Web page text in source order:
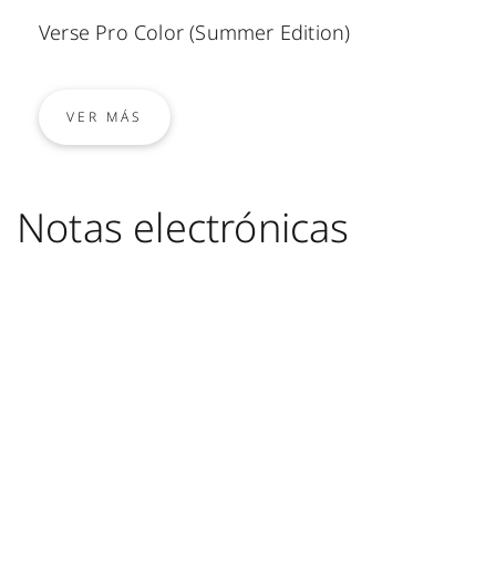
Verse Pro Color (Summer Edition)
VER MÁS
Notas electrónicas